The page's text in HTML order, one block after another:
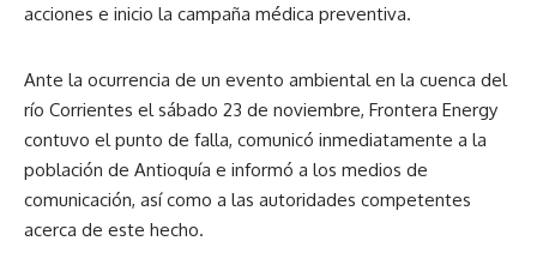
acciones e inicio la campaña médica preventiva.
Ante la ocurrencia de un evento ambiental en la cuenca del
río Corrientes el sábado 23 de noviembre, Frontera Energy
contuvo el punto de falla, comunicó inmediatamente a la
población de Antioquía e informó a los medios de
comunicación, así como a las autoridades competentes
acerca de este hecho.